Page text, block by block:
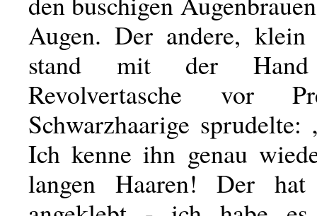
Augen. Der andere,
stand mit der
Revolvertasche vor
Schwarzhaarige
Ich kenne ihn genau
langen Haaren! Der